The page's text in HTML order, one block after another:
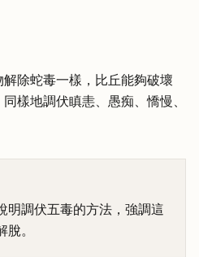
除蛇毒一樣，比丘能夠破壞
樣地調伏瞋恚、愚痴、憍慢、
明調伏五毒的方法，強調這
。